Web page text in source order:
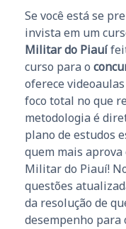
Se você está se
invista em um
Militar do Piauí
curso para o
oferece
foco total no que
metodologia é
plano de estudos
quem mais
Militar do Piauí!
questões
da resolução de
desempenho para